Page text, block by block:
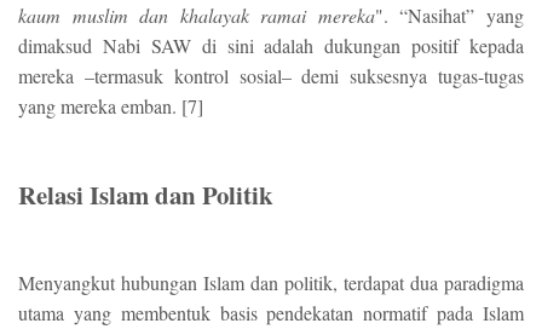
kaum muslim dan khalayak ramai mereka". “Nasihat” yang
dimaksud Nabi SAW di sini adalah dukungan positif kepada
mereka –termasuk kontrol sosial– demi suksesnya tugas-tugas
yang mereka emban. [7]
Relasi Islam dan Politik
Menyangkut hubungan Islam dan politik, terdapat dua paradigma
utama yang membentuk basis pendekatan normatif pada Islam